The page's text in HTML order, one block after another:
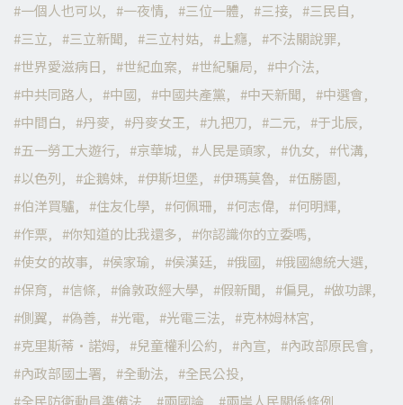
一個人也可以
一夜情 三位一體 三接
三民自
三立
三立新聞 三立村姑 上癮
不法關說罪
世界愛滋病日
世紀血案 世紀騙局
中介法
中共同路人
中國 中國共產黨 中天新聞
中選會
中間白
丹麥 丹麥女王 九把刀 二元
于北辰
五一勞工大遊行
京華城 人民是頭家 仇女
代溝
以色列
企鵝妹 伊斯坦堡 伊瑪莫魯
伍勝園
伯洋買驢
住友化學 何佩珊 何志偉
何明輝
作票
你知道的比我還多
你認識你的立委嗎
使女的故事
侯家瑜 侯漢廷 俄國
俄國總統大選
保育
信條 倫敦政經大學 假新聞 偏見
做功課
側翼
偽善 光電 光電三法
克林姆林宮
克里斯蒂·諾姆
兒童權利公約 內宣
內政部原民會
內政部國土署
全動法
全民公投
全民防衛動員準備法
兩國論
兩岸人民關係條例